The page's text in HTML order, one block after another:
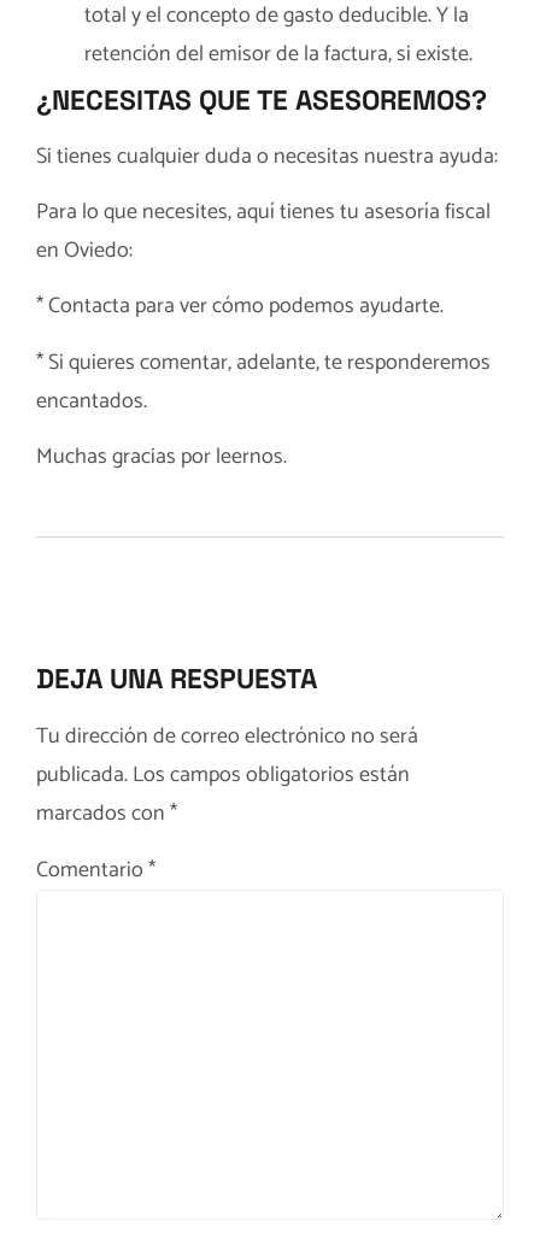
total y el concepto de gasto deducible. Y la
retención del emisor de la factura, si existe.
¿NECESITAS QUE TE ASESOREMOS?
Si tienes cualquier duda o necesitas nuestra ayuda:
Para lo que necesites, aquí tienes tu asesoría fiscal
en Oviedo:
*Contacta para ver cómo podemos ayudarte.
* Si quieres comentar, adelante, te responderemos
encantados.
Muchas gracias por leernos.
DEJA UNA RESPUESTA
Tu dirección de correo electrónico no será
publicada.Los campos obligatorios están
marcados con*
Comentario*